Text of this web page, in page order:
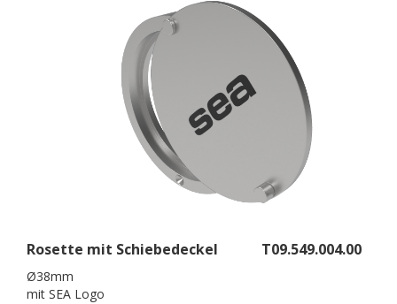
Rosette mit Schiebedeckel T09.549.004.00
Ø38mm
mit SEA Logo